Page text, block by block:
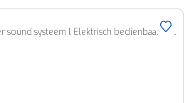
3.6 Turbo S 4p. l Burmester sound systeem l Elektrisch bedienbaar glazen schuifdak l Adaptieve cruise control l Liftsysteem l